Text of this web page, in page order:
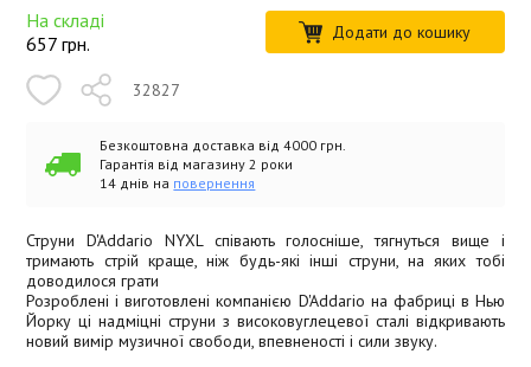
На складі
657 грн. Додати до кошику
32827
Безкоштовна доставка від 4000 грн.
Гарантія від магазину 2 роки
14 днів на повернення
Струни D'Addario NYXL співають голосніше, тягнуться вище і
тримають стрій краще, ніж будь-які інші струни, на яких тобі
доводилося грати
Розроблені і виготовлені компанією D'Addario на фабриці в Нью
Йорку ці надміцні струни з високовуглецевої сталі відкривають
новий вимір музичної свободи, впевненості і сили звуку.